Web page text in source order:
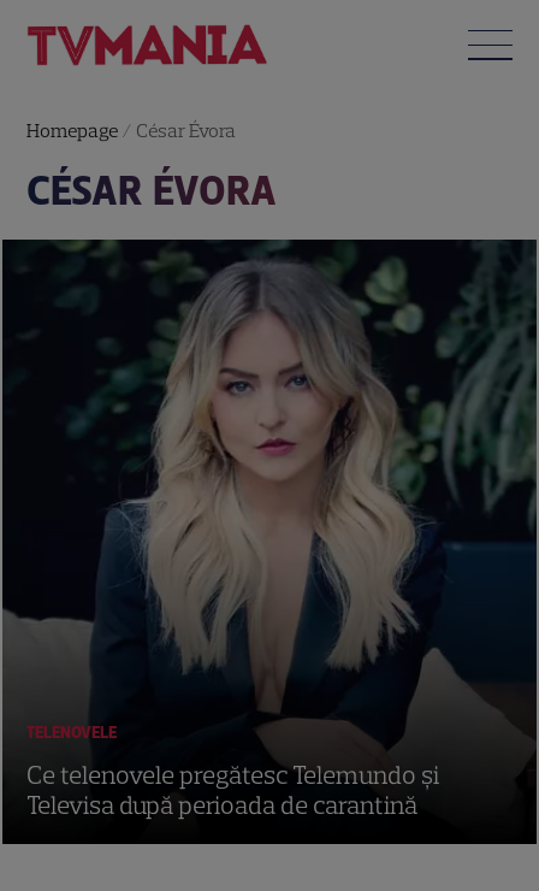
Homepage / César Évora
CÉSAR ÉVORA
TELENOVELE
Ce telenovele pregătesc Telemundo și
Televisa după perioada de carantină